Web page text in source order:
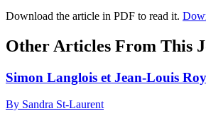
Download the article in PDF to read it.
Other Articles From This
Simon Langlois et Jean-Louis Roy
By Sandra St-Laurent